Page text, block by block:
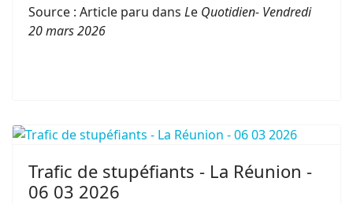
Source : Article paru dans Le Quotidien- Vendredi
20 mars 2026
Trafic de stupéfiants - La Réunion -
06 03 2026